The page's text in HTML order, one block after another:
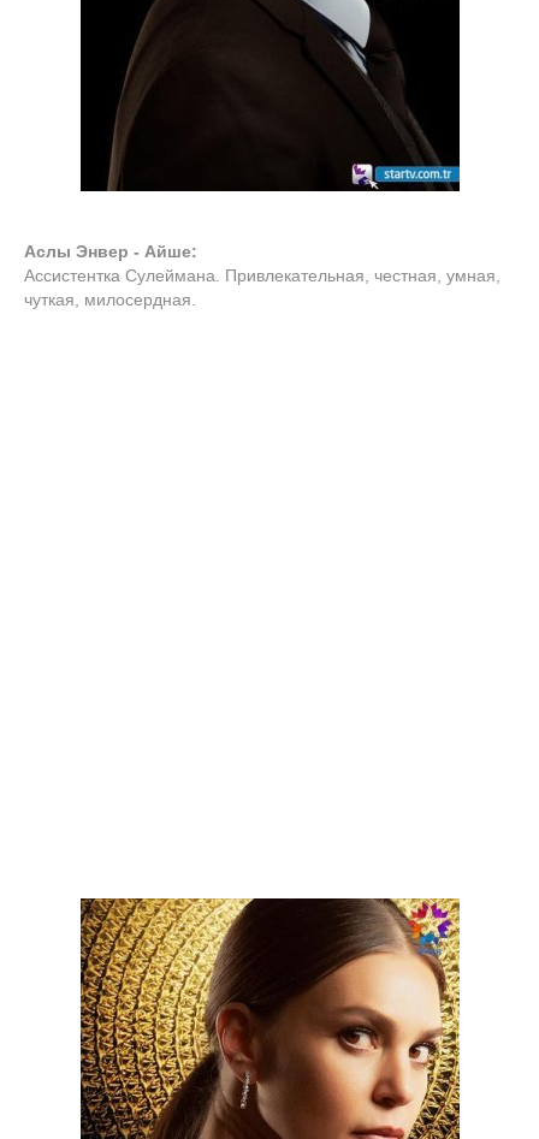
Аслы Энвер - Айше:
Ассистентка Сулеймана. Привлекательная, честная, умная,
чуткая, милосердная.